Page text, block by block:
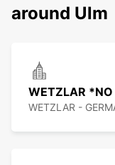
around Ulm
WETZLAR
WETZLAR -